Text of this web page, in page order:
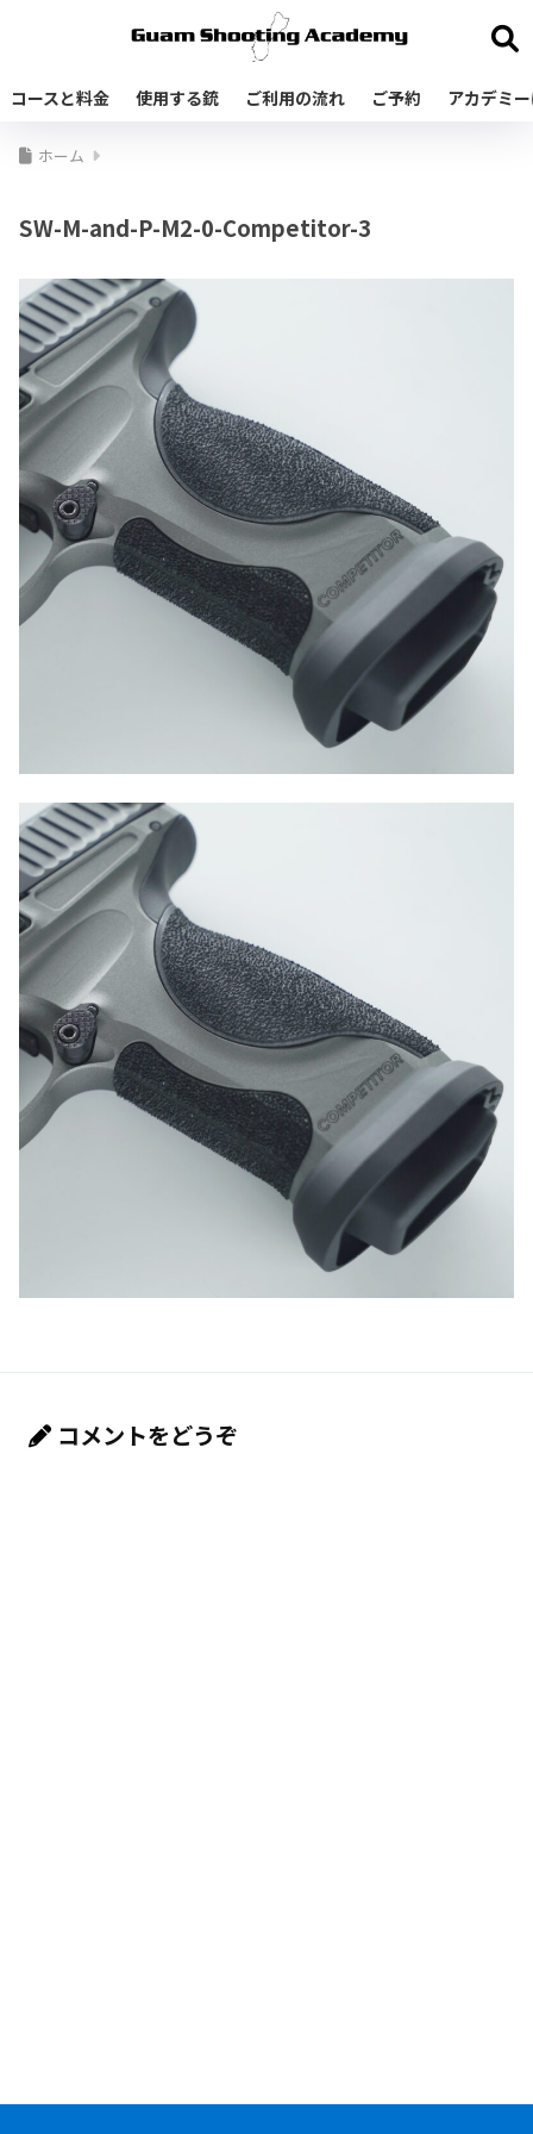
コースと料金 使用する銃 ご利用の流れ ご予約 アカデミ
ホーム
SW-M-and-P-M2-0-Competitor-3
コメントをどうぞ